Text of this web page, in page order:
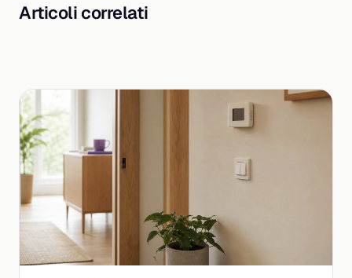
Articoli correlati